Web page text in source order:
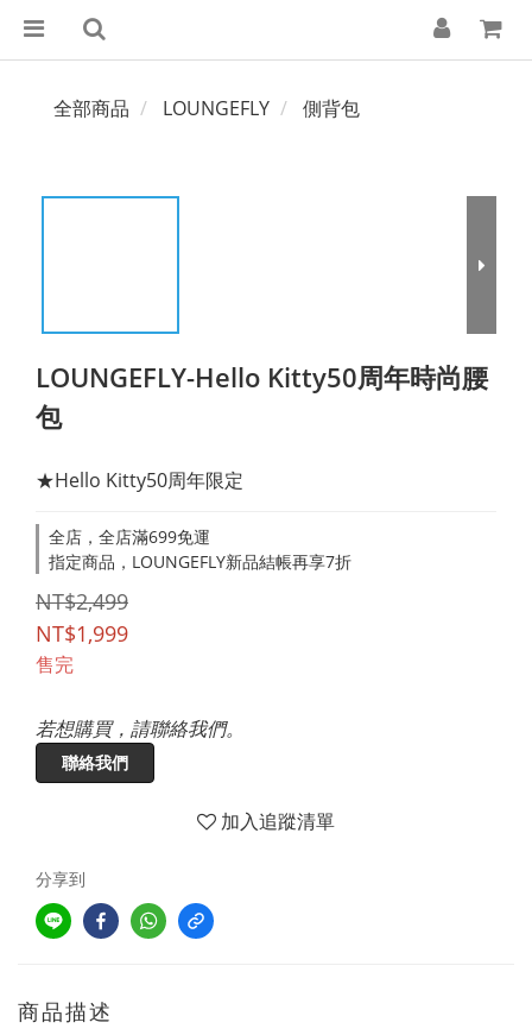
全部商品 LOUNGEFLY 側背包
LOUNGEFLY-Hello Kitty50周年時尚腰
包
★Hello Kitty50周年限定
全店，全店滿699免運
指定商品，LOUNGEFLY新品結帳再享7折
NT$2,499
NT$1,999
售完
若想購買，請聯絡我們。
聯絡我們
加入追蹤清單
分享到
商品描述